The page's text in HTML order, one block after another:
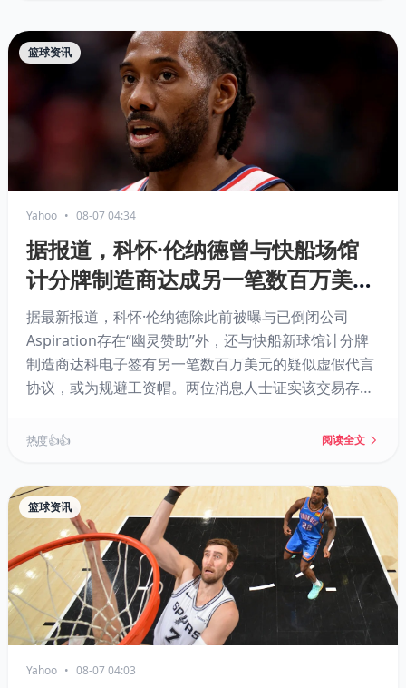
篮球资讯
Yahoo • 08-07 04:34
据报道，科怀·伦纳德曾与快船场馆
计分牌制造商达成另一笔数百万美元
的“赞助”协议
据最新报道，科怀·伦纳德除此前被曝与已倒闭公司
Aspiration存在“幽灵赞助”外，还与快船新球馆计分牌
制造商达科电子签有另一笔数百万美元的疑似虚假代言
协议，或为规避工资帽。两位消息人士证实该交易存
展开调查，相关交易已导致伦纳德被交易至猛龙一事暂
热度 👍👍 阅读全文
篮球资讯
Yahoo • 08-07 04:03